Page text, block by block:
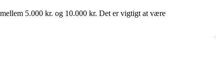
5.000 kr. og 10.000 kr. Det er vigtigt at være